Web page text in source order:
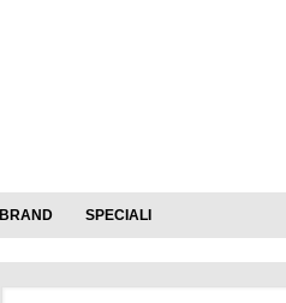
BRAND SPECIALI